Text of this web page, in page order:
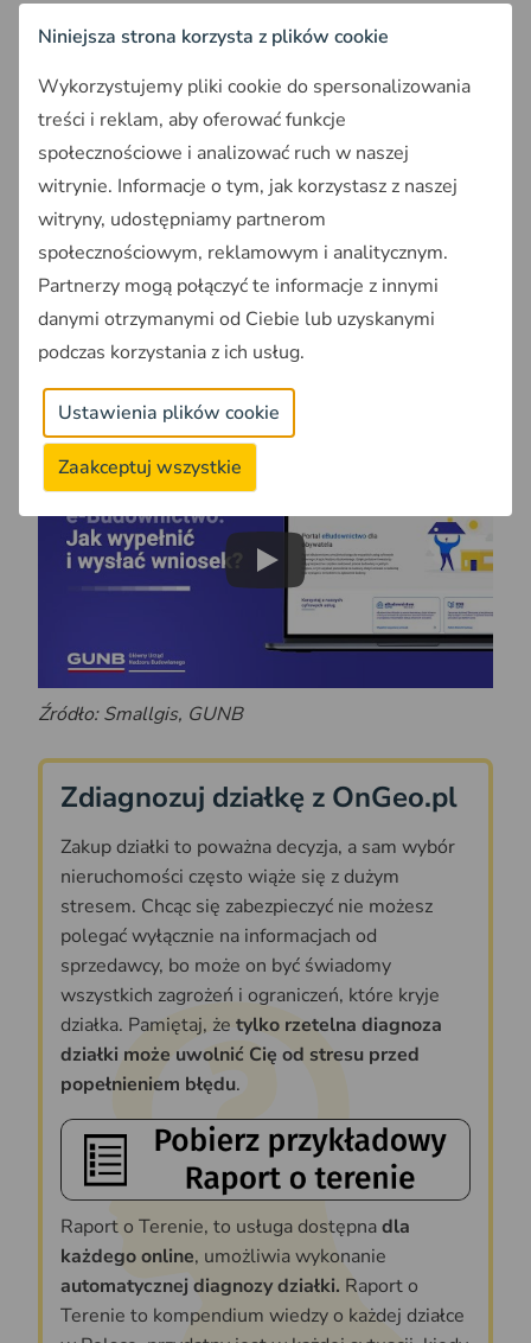
budowlanego po zakończeniu budowy.
Jak założyć Elektroniczny
Dziennik Budowy?
Aby założyć EDB inwestor musi wejść na stronę
https://e-dziennikbudowy.gunb.gov.pl. Do założenia
konta w systemie należy wybrać jedną z trzech
dostępnych usług zaufania - profil zaufany, e-dowód
lub konto w jednym z banków świadczących usługę
zaufania. Szczegółowa instrukcja zakładania e-
dziennika budowy znajduje się w filmie poniżej:
Play
Źródło: Smallgis, GUNB
Zdiagnozuj działkę z OnGeo.pl
Zakup działki to poważna decyzja, a sam wybór
nieruchomości często wiąże się z dużym
stresem. Chcąc się zabezpieczyć nie możesz
polegać wyłącznie na informacjach od
sprzedawcy, bo może on być świadomy
wszystkich zagrożeń i ograniczeń, które kryje
działka. Pamiętaj, że tylko rzetelna diagnoza
działki może uwolnić Cię od stresu przed
popełnieniem błędu.
Raport o Terenie, to usługa dostępnadla
każdego online, umożliwia wykonanie
automatycznej diagnozy działki. Raport o
Terenie to kompendium wiedzy o każdej działce
Niniejsza strona korzysta z plików cookie
Wykorzystujemy pliki cookie do spersonalizowania
treści i reklam, aby oferować funkcje
społecznościowe i analizować ruch w naszej
witrynie. Informacje o tym, jak korzystasz z naszej
witryny, udostępniamy partnerom
społecznościowym, reklamowym i analitycznym.
Partnerzy mogą połączyć te informacje z innymi
danymi otrzymanymi od Ciebie lub uzyskanymi
podczas korzystania z ich usług.
Ustawienia plików cookie
Zaakceptuj wszystkie